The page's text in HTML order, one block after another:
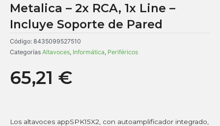
Metalica – 2x RCA, 1x Line –
Incluye Soporte de Pared
Código: 8435099527510
Categorías Altavoces, Informática, Periféricos
65,21 €
Los altavoces appSPK15X2, con autoamplificador integrado,